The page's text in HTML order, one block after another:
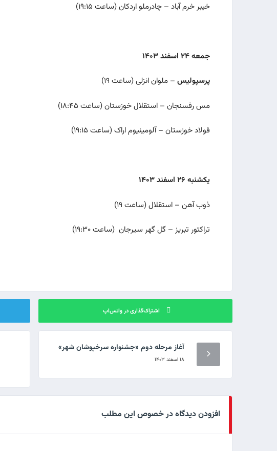
خیبر خرم آباد – چادرملو اردکان (ساعت ۱۹:۱۵)
جمعه ۲۴ اسفند ۱۴۰۳
پرسپولیس – ملوان انزلی (ساعت ۱۹)
مس رفسنجان – استقلال خوزستان (ساعت ۱۸:۴۵)
فولاد خوزستان – آلومینیوم اراک (ساعت ۱۹:۱۵)
یکشنبه ۲۶ اسفند ۱۴۰۳
ذوب آهن – استقلال (ساعت ۱۹)
تراکتور تبریز – گل گهر سیرجان (ساعت ۱۹:۳۰)
اشتراک‌گذاری در واتس‌اپ
آغاز مرحله دوم «جشنواره سرخپوشان شهر»
۱۸ اسفند ۱۴۰۳
افزودن دیدگاه در خصوص این مطلب